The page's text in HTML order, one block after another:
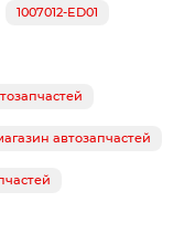
1007012-ED01
автозапчастей